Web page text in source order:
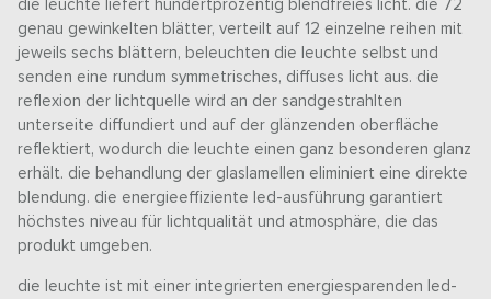
die leuchte liefert hundertprozentig blendfreies licht. die 72
genau gewinkelten blätter, verteilt auf 12 einzelne reihen mit
jeweils sechs blättern, beleuchten die leuchte selbst und
senden eine rundum symmetrisches, diffuses licht aus. die
reflexion der lichtquelle wird an der sandgestrahlten
unterseite diffundiert und auf der glänzenden oberfläche
reflektiert, wodurch die leuchte einen ganz besonderen glanz
erhält. die behandlung der glaslamellen eliminiert eine direkte
blendung. die energieeffiziente led-ausführung garantiert
höchstes niveau für lichtqualität und atmosphäre, die das
produkt umgeben.
die leuchte ist mit einer integrierten energiesparenden led-